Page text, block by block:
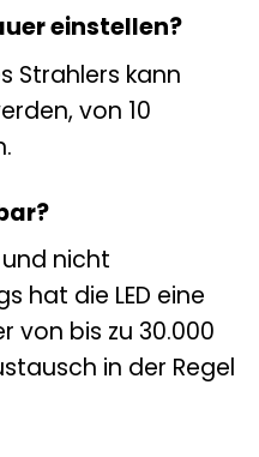
einstellen?
Strahlers kann
von 10
und nicht
hat die LED eine
von bis zu 30.000
in der Regel